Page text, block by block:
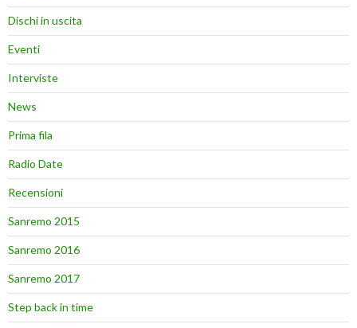
Dischi in uscita
Eventi
Interviste
News
Prima fila
Radio Date
Recensioni
Sanremo 2015
Sanremo 2016
Sanremo 2017
Step back in time